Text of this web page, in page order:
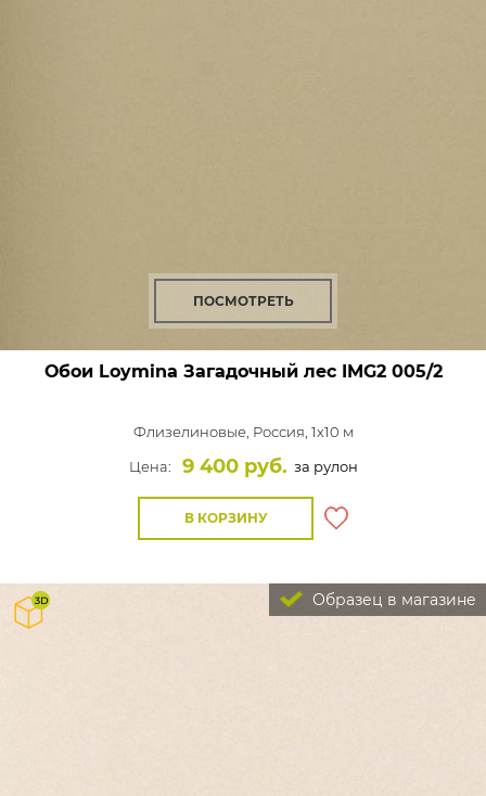
ПОСМОТРЕТЬ
Обои Loymina Загадочный лесIMG2 005/2
Флизелиновые, Россия, 1x10 м
Цена:
9 400 руб. за рулон
В КОРЗИНУ
Образец в магазине